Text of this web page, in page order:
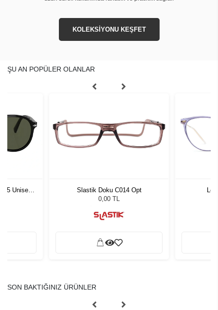
KOLEKSİYONU KEŞFET
ŞU AN POPÜLER OLANLAR
55 Unisex
Slastik Doku C014 Opt
0,00 TL
SON BAKTIĞINIZ ÜRÜNLER